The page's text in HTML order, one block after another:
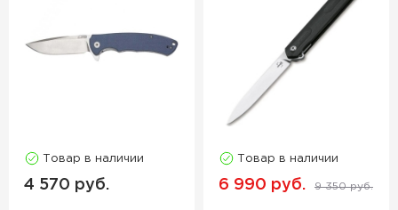
Товар в наличии
4 570 руб.
Товар в наличии
6 990 руб. 9 350 руб.